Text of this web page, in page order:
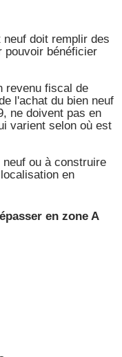
neuf doit remplir des
pouvoir bénéficier
revenu fiscal de
l'achat du bien neuf
ne doivent pas en
varient selon où est
ou à construire
en
en zone A